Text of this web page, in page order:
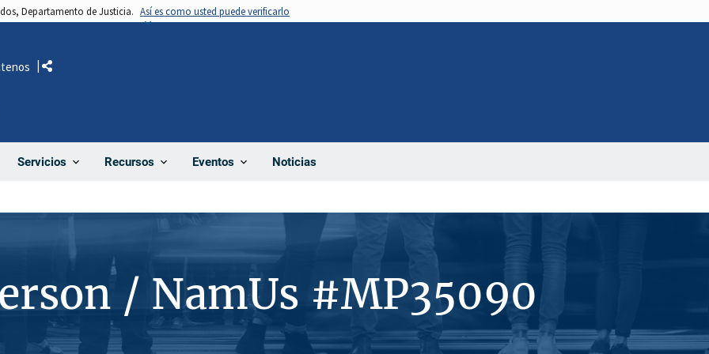
Departamento de Justicia. Así es como usted puede verificarlo
Servicios Recursos Eventos Noticias
Comparte
/ NamUs #MP35090